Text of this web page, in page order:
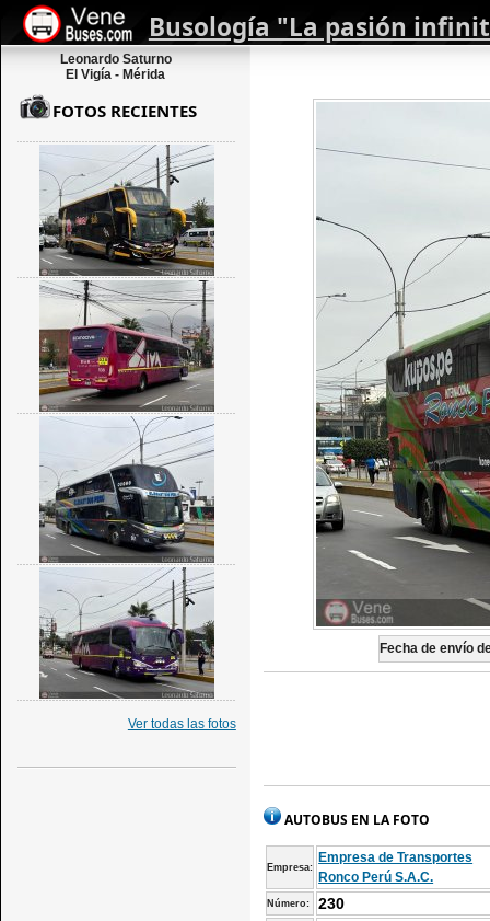
Busología "La pasión
Leonardo Saturno
El Vigía - Mérida
Fecha de envío
AUTOBUS EN LA FOTO
Empresa:
Empresa de Transportes
Ronco Perú S.A.C.
Número: 230
FOTOS RECIENTES
Ver todas las fotos